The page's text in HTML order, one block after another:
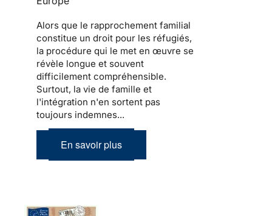
Alors que le rapprochement familial
constitue un droit pour les réfugiés,
la procédure qui le met en œuvre se
révèle longue et souvent
difficilement compréhensible.
Surtout, la vie de famille et
l'intégration n'en sortent pas
toujours indemnes...
En savoir plus